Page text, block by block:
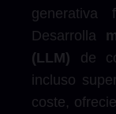
Desarrolla
(LLM) de
incluso
coste,